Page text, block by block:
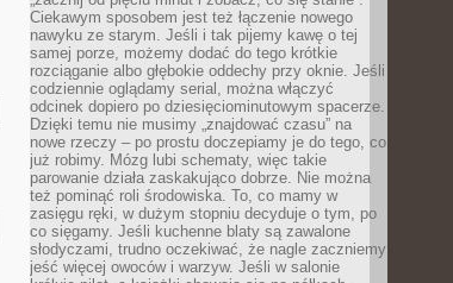
Ciekawym sposobem jest też łączenie nowego
nawyku ze starym. Jeśli i tak pijemy kawę o tej
samej porze, możemy dodać do tego krótkie
rozciąganie albo głębokie oddechy przy oknie. Jeśli
codziennie oglądamy serial, można włączyć
odcinek dopiero po dziesięciominutowym spacerze.
Dzięki temu nie musimy „znajdować czasu” na
nowe rzeczy – po prostu doczepiamy je do tego, co
już robimy. Mózg lubi schematy, więc takie
parowanie działa zaskakująco dobrze. Nie można
też pominąć roli środowiska. To, co mamy w
zasięgu ręki, w dużym stopniu decyduje o tym, po
co sięgamy. Jeśli kuchenne blaty są zawalone
słodyczami, trudno oczekiwać, że nagle zaczniemy
jeść więcej owoców i warzyw. Jeśli w salonie